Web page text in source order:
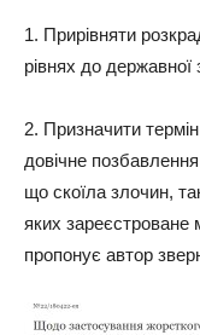
1. Прирівняти
рівнях до державної
2. Призначити
довічне
що скоїла злочин,
яких зареєстроване
пропонує автор